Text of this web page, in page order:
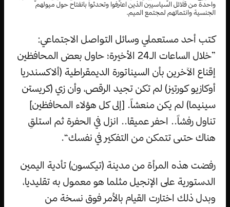
واحدة من قلائل السياسيين الذين اعترفوا وتحدثوا بانفتاح حول ميولهم
الجنسية وانتمائهم لمجتمع الميم.
كتب أحد مستعملي وسائل التواصل الاجتماعي:
”خلال الساعات الـ24 الأخيرة؛ حاول بعض المحافظين
إقناع الآخرين بأن السيناتورة الديمقراطية (ألاكسندريا
أوكازيو كورتيز) لم تكن تجيد الرقص، وأن زي (كريستن
سينيما) لم يكن منعشاً. [إلى كل هؤلاء المحافظين]
تناول رفشاً.. احفر عميقا.. انزل في الحفرة ثم استلقِ
هناك حتىى تتمكن من التفكير في نفسك“.
رفضت هذه المرأة من مدينة (تيكسون) تأدية اليمين
الدستورية على الإنجيل مثلما هو معمول به تقليديا،
وبدل ذلك اختارت القيام بالأمر فوق نسخة من